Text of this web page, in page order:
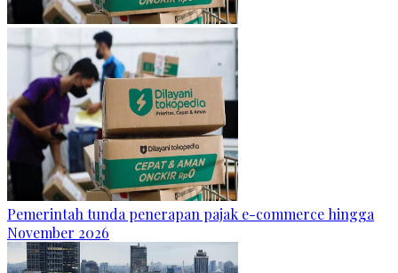
Pemerintah tunda penerapan pajak e-commerce hingga
November 2026